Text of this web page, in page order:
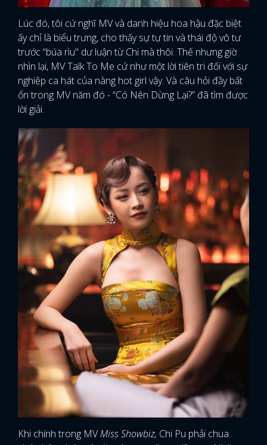
Lúc đó, tôi cứ nghĩ MV và danh hiệu hoa hậu đặc biệt
ấy chỉ là biểu trưng, cho thấy sự tự tin và thái độ vô tư
trước “búa rìu" dư luận từ Chi mà thôi. Thế nhưng giờ
nhìn lại, MV Talk To Me cứ như một lời tiên tri đối với sự
nghiệp ca hát của nàng hot girl vậy. Và câu hỏi đầy bất
ổn trong MV năm đó - “Có Nên Dừng Lại?” đã tìm được
lời giải.
Khi chính trong MVMiss Showbiz, Chi Pu phải chua